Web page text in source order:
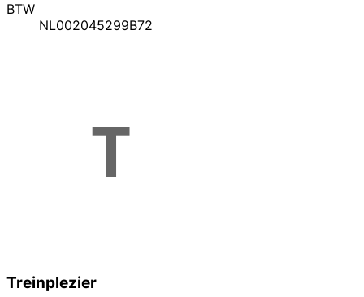
BTW
NL002045299B72
Treinplezier